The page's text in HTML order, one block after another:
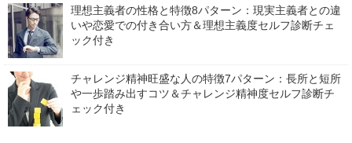
理想主義者の性格と特徴8パターン：現実主義者との違
いや恋愛での付き合い方＆理想主義度セルフ診断チェ
ック付き
チャレンジ精神旺盛な人の特徴7パターン：長所と短所
や一歩踏み出すコツ＆チャレンジ精神度セルフ診断チ
ェック付き